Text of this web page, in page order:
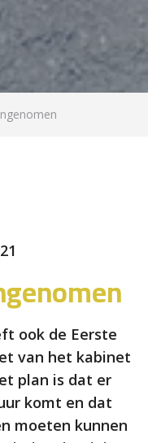
ook de Eerste
van het kabinet
plan is dat er
komt en dat
moeten kunnen